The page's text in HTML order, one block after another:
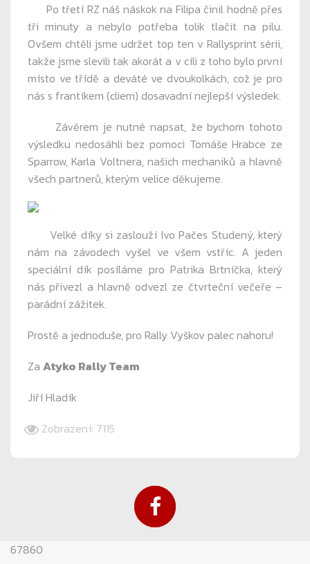
Po třetí RZ náš náskok na Filipa činil hodně přes
tři minuty a nebylo potřeba tolik tlačit na pilu.
Ovšem chtěli jsme udržet top ten v Rallysprint sérii,
takže jsme slevili tak akorát a v cíli z toho bylo první
místo ve třídě a deváté ve dvoukolkách, což je pro
nás s frantíkem (cliem) dosavadní nejlepší výsledek.
Závěrem je nutné napsat, že bychom tohoto
výsledku nedosáhli bez pomoci Tomáše Hrabce ze
Sparrow, Karla Voltnera, našich mechaniků a hlavně
všech partnerů, kterým velice děkujeme.
Velké díky si zaslouží Ivo Pačes Studený, který
nám na závodech vyšel ve všem vstříc. A jeden
speciální dík posíláme pro Patrika Brtníčka, který
nás přivezl a hlavně odvezl ze čtvrteční večeře –
parádní zážitek.
Prostě a jednoduše, pro Rally Vyškov palec nahoru!
Za Atyko Rally Team
Jiří Hladík
Zobrazení: 7115
67860